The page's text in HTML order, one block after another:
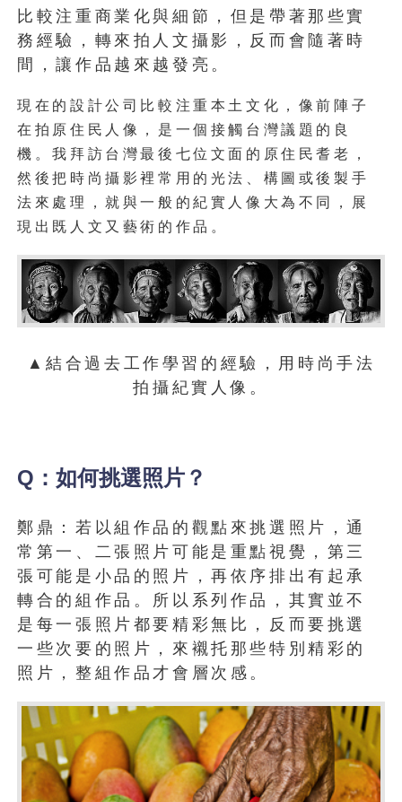
比較注重商業化與細節，但是帶著那些實
務經驗，轉來拍人文攝影，反而會隨著時
間，讓作品越來越發亮。
現在的設計公司比較注重本土文化，像前陣子
在拍原住民人像，是一個接觸台灣議題的良
機。我拜訪台灣最後七位文面的原住民耆老，
然後把時尚攝影裡常用的光法、構圖或後製手
法來處理，就與一般的紀實人像大為不同，展
現出既人文又藝術的作品。
▲結合過去工作學習的經驗，用時尚手法
拍攝紀實人像。
Q：如何挑選照片？
鄭鼎：若以組作品的觀點來挑選照片，通
常第一、二張照片可能是重點視覺，第三
張可能是小品的照片，再依序排出有起承
轉合的組作品。所以系列作品，其實並不
是每一張照片都要精彩無比，反而要挑選
一些次要的照片，來襯托那些特別精彩的
照片，整組作品才會層次感。